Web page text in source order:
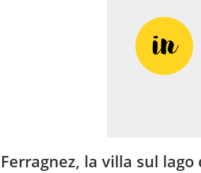
Ferragnez, la villa sul lago